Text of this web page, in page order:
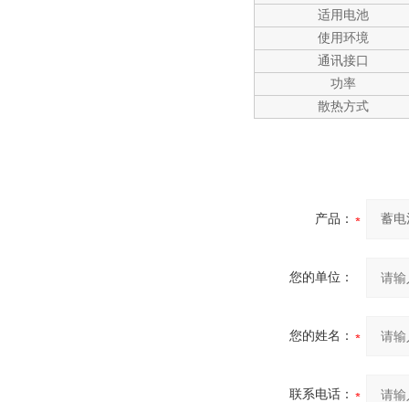
适用电池
使用环境
通讯接口
功率
散热方式
产品：
您的单位：
您的姓名：
联系电话：